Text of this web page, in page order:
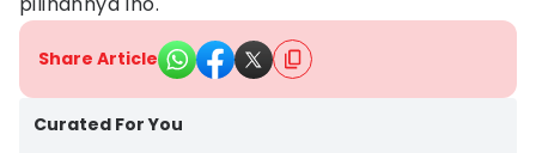
Share Article
Curated For You